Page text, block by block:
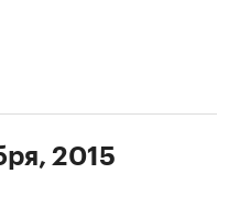
2015